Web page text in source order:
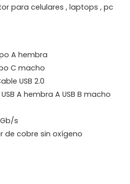
para celulares , laptops , pc
A hembra
C macho
USB 2.0
A hembra A USB B macho
s
de cobre sin oxígeno